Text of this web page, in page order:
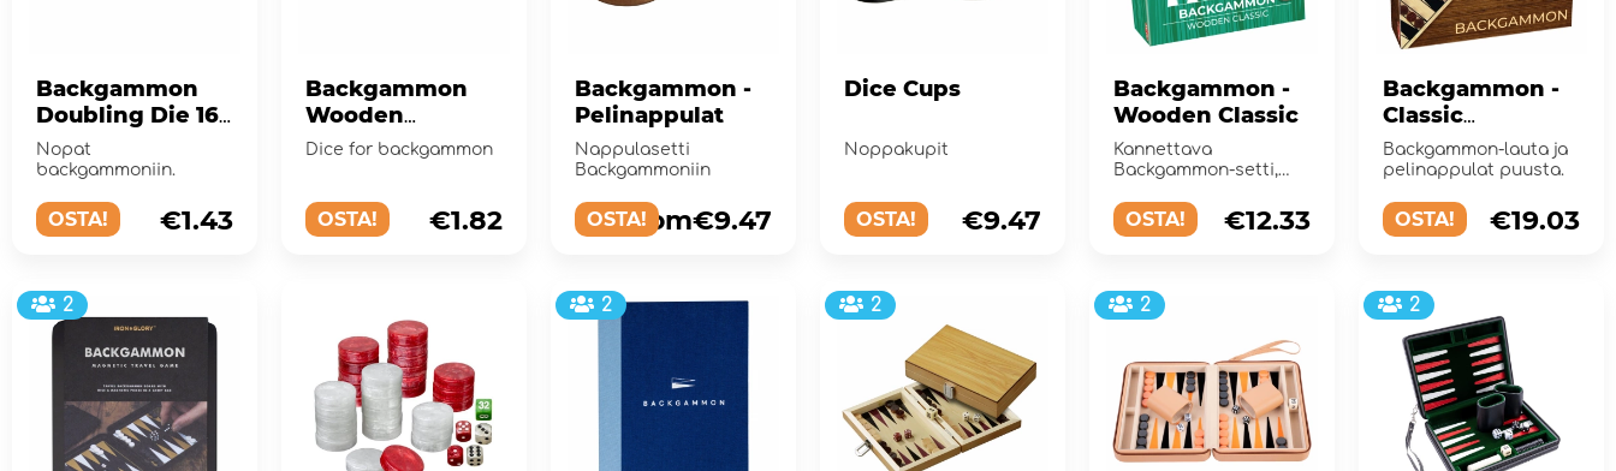
Backgammon
Doubling Die 16
mm 1-pakkaus
Nopat
backgammoniin.
OSTA! €1.43
Backgammon
Wooden
Doubling Die 16
Dice for backgammon
OSTA! €1.82
Backgammon -
Pelinappulat
Nappulasetti
Backgammoniin
OSTA!from€9.47
Dice Cups
Noppakupit
OSTA! €9.47
Backgammon -
Wooden Classic
Kannettava
Backgammon-setti,
säilytyslaatikkona.
OSTA! €12.33
Backgammon -
Classic
Collection
Backgammon-lauta ja
pelinappulat puusta.
OSTA! €19.03
2 2 2 2 2